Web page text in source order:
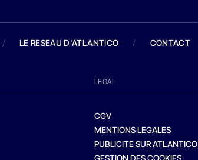
/ LE RESEAU D'ATLANTICO / CONTACT
LEGAL
CGV
MENTIONS LEGALES
PUBLICITE SUR ATLANTICO
GESTION DES COOKIES